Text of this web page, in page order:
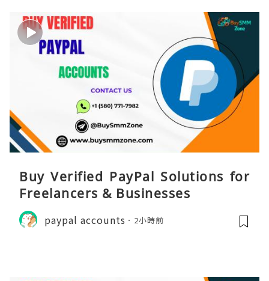
Buy Verified PayPal Solutions for
Freelancers & Businesses
paypal accounts 2小時前